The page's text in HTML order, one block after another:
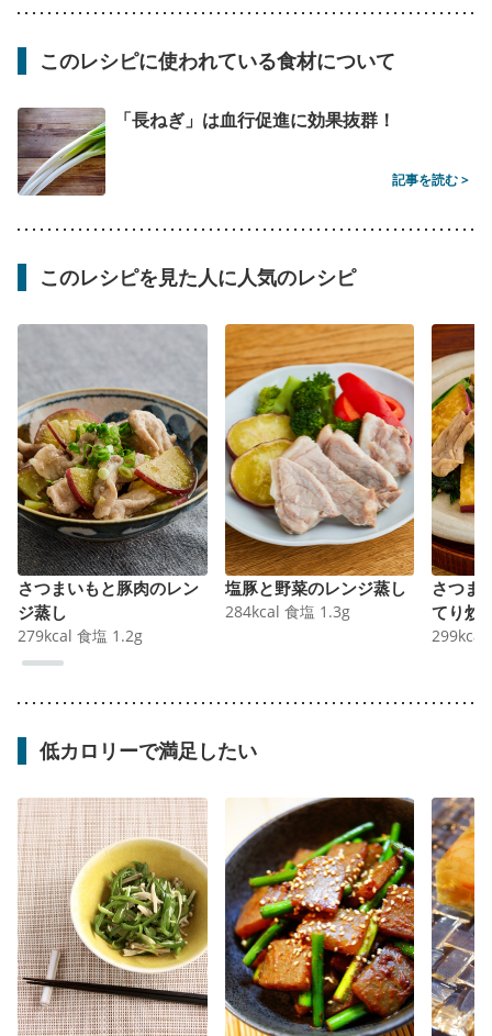
このレシピに使われている食材について
「長ねぎ」は血行促進に効果抜群！
記事を読む >
このレシピを見た人に人気のレシピ
さつまいもと豚肉のレン
ジ蒸し
279kcal 食塩 1.2g
塩豚と野菜のレンジ蒸し
284kcal 食塩 1.3g
さつま
てり炒
299kcal
低カロリーで満足したい